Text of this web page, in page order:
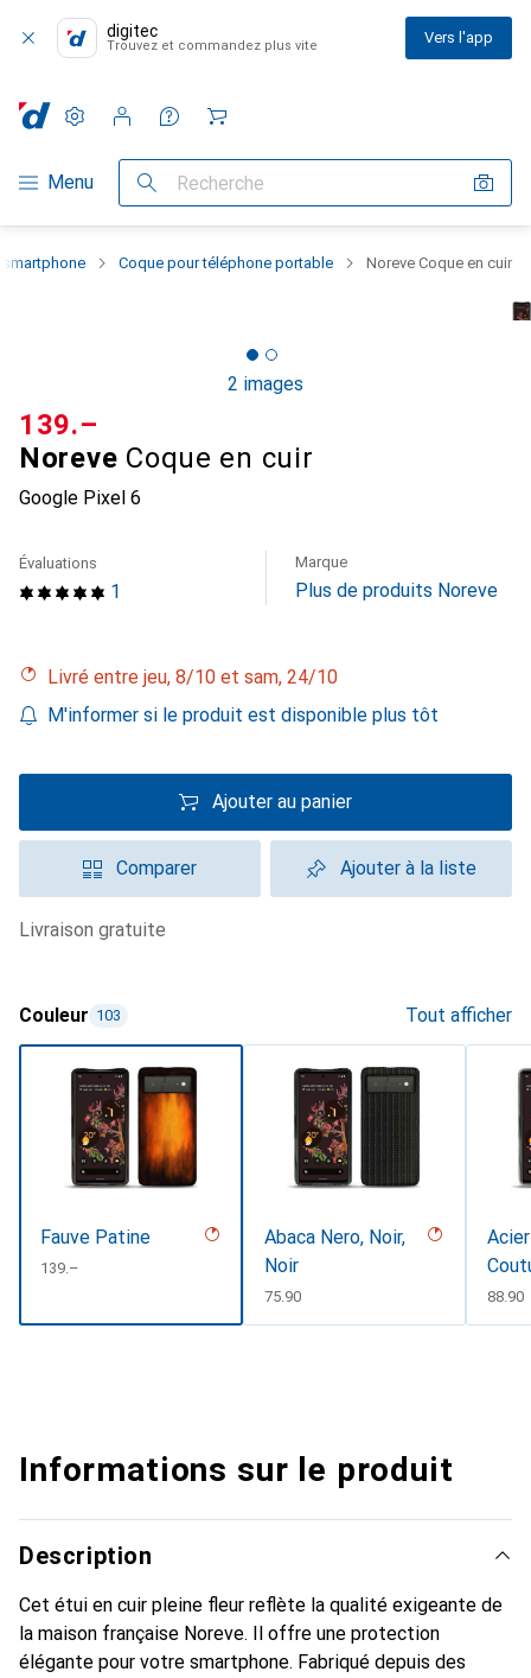
digitec
Trouvez et commandez plus vite Vers l'app
Navigation par catégorie
Menu Recherche
Paramètres
Compte client
Listes de comparaison
Listes d'envies
Panier
Coque pour téléphone portable Noreve Coque en cuir
2 images
Noreve Coque en cuir
Google Pixel 6
CHF
139.–
1
Évaluations Marque
Plus de produits Noreve
Livré entre jeu, 8/10 et sam, 24/10
M'informer si le produit est disponible plus tôt
Ajouter au panier
Comparer Ajouter à la liste
livraison gratuite
Couleur 103 Tout afficher
Fauve Patine
CHF
139.–
Abaca Nero, Noir,
Noir
CHF
75.90 CHF
88.90
Informations sur le produit
Description
Cet étui en cuir pleine fleur reflète la qualité exigeante de
la maison française Noreve. Il offre une protection
élégante pour votre smartphone. Fabriqué depuis des